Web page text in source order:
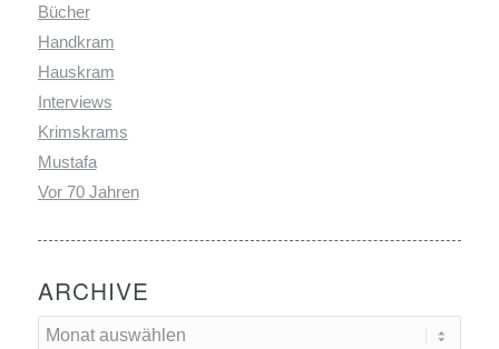
Bücher
Handkram
Hauskram
Interviews
Krimskrams
Mustafa
Vor 70 Jahren
ARCHIVE